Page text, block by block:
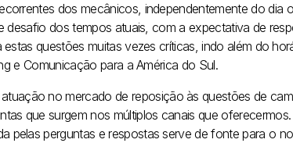
dos mecânicos, independentemente do dia
desafio dos tempos atuais, com a expectativa de
questões muitas vezes críticas, indo além do
e Comunicação para a América do Sul.
no mercado de reposição às questões de
que surgem nos múltiplos canais que
pelas perguntas e respostas serve de fonte para o